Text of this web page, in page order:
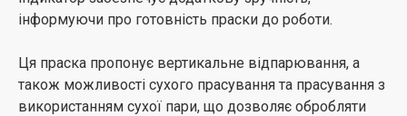
інформуючи про готовність праски до роботи.
Ця праска пропонує вертикальне відпарювання, а
також можливості сухого прасування та прасування з
використанням сухої пари, що дозволяє обробляти